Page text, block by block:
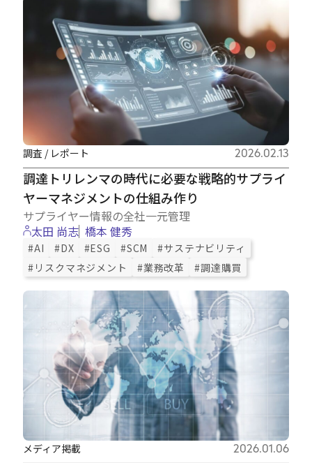
調達トリレンマの時代に必要な戦略的サプライ
ヤーマネジメントの仕組み作り
サプライヤー情報の全社一元管理
調査 / レポート 2026.02.13
太田 尚志 橋本 健秀
#AI #DX #ESG #SCM
#サステナビリティ
#リスクマネジメント
#業務改革 #調達購買
メディア掲載 2026.01.06